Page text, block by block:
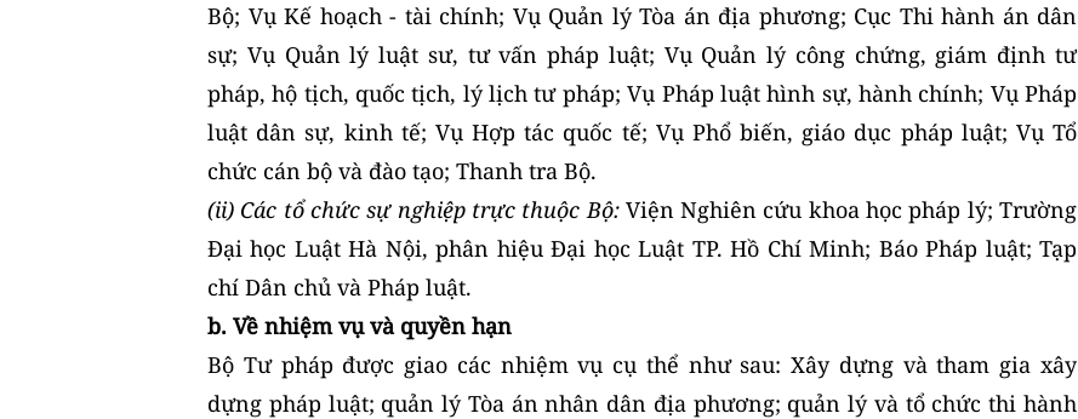
Bộ; Vụ Kế hoạch - tài chính; Vụ Quản lý Tòa án địa phương; Cục Thi hành án dân
sự; Vụ Quản lý luật sư, tư vấn pháp luật; Vụ Quản lý công chứng, giám định tư
pháp, hộ tịch, quốc tịch, lý lịch tư pháp; Vụ Pháp luật hình sự, hành chính; Vụ Pháp
luật dân sự, kinh tế; Vụ Hợp tác quốc tế; Vụ Phổ biến, giáo dục pháp luật; Vụ Tổ
chức cán bộ và đào tạo; Thanh tra Bộ.
(ii) Các tổ chức sự nghiệp trực thuộc Bộ:Viện Nghiên cứu khoa học pháp lý; Trường
Đại học Luật Hà Nội, phân hiệu Đại học Luật TP. Hồ Chí Minh; Báo Pháp luật; Tạp
chí Dân chủ và Pháp luật.
b. Về nhiệm vụ và quyền hạn
Bộ Tư pháp được giao các nhiệm vụ cụ thể như sau: Xây dựng và tham gia xây
dựng pháp luật; quản lý Tòa án nhân dân địa phương; quản lý và tổ chức thi hành